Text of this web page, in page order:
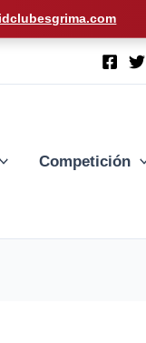
Competición